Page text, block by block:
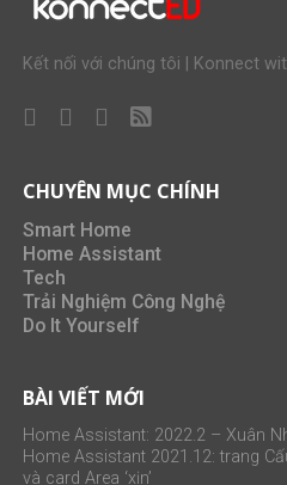
Kết nối với chúng tôi | Konnect
CHUYÊN MỤC CHÍNH
Smart Home
Home Assistant
Tech
Trải Nghiệm Công Nghệ
Do It Yourself
BÀI VIẾT MỚI
Home Assistant: 2022.2 – Xuân
Home Assistant 2021.12: trang
và card Area ‘xịn’